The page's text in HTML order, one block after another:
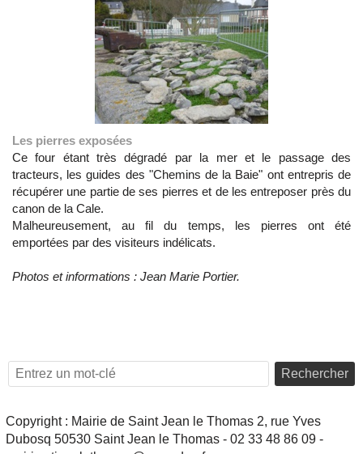
Les pierres exposées
Ce four étant très dégradé par la mer et le passage des
tracteurs, les guides des "Chemins de la Baie" ont entrepris de
récupérer une partie de ses pierres et de les entreposer près du
canon de la Cale.
Malheureusement, au fil du temps, les pierres ont été
emportées par des visiteurs indélicats.
Photos et informations : Jean Marie Portier.
Rechercher
Copyright : Mairie de Saint Jean le Thomas 2, rue Yves
Dubosq 50530 Saint Jean le Thomas - 02 33 48 86 09 -